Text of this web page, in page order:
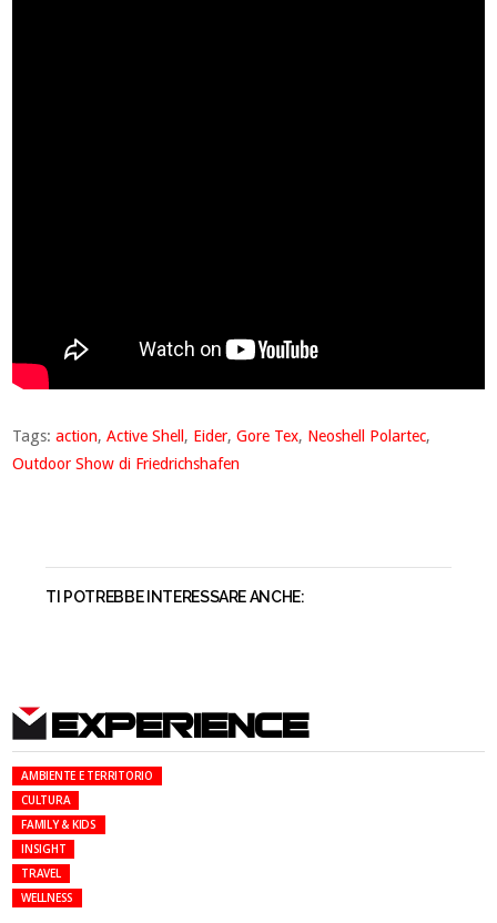
Tags:action,Active Shell, Eider,Gore Tex, Neoshell Polartec,
Outdoor Show di Friedrichshafen
TI POTREBBE INTERESSARE ANCHE:
EXPERIENCE
AMBIENTE E TERRITORIO
CULTURA
FAMILY & KIDS
INSIGHT
TRAVEL
WELLNESS